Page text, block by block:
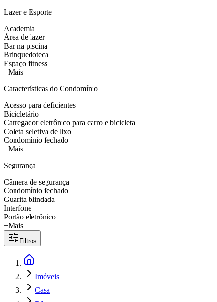
Lazer e Esporte
Academia
Área de lazer
Bar na piscina
Brinquedoteca
Espaço fitness
+Mais
Características do Condomínio
Acesso para deficientes
Bicicletário
Carregador eletrônico para carro e bicicleta
Coleta seletiva de lixo
Condomínio fechado
+Mais
Segurança
Câmera de segurança
Condomínio fechado
Guarita blindada
Interfone
Portão eletrônico
+Mais
Filtros
Imóveis
Casa